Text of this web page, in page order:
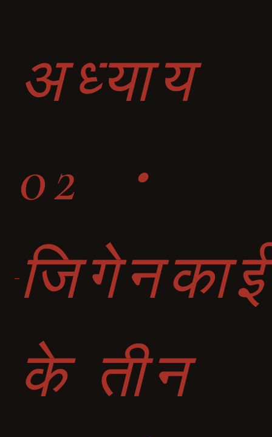
अध्याय
02 ・
जिगेनकाई
के तीन